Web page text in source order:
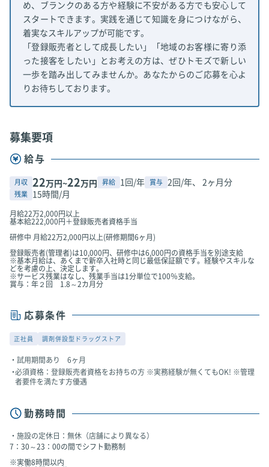
め、ブランクのある方や経験に不安がある方でも安心して
スタートできます。実践を通じて知識を身につけながら、
着実なスキルアップが可能です。
「登録販売者として成長したい」「地域のお客様に寄り添
った接客をしたい」とお考えの方は、ぜひトモズで新しい
一歩を踏み出してみませんか。あなたからのご応募を心よ
りお待ちしております。
募集要項
給与
月収 22万円~22万円 昇給 1回/年 賞与 2回/年、 2ヶ月分
残業 15時間/月
月給22万2,000円以上
基本給222,000円＋登録販売者資格手当
研修中 月給22万2,000円以上(研修期間6ヶ月)
登録販売者(管理者)は10,000円、研修中は6,000円の資格手当を別途支給
※基本月給は、あくまで新卒入社時と同じ最低保証額です。経験やスキルな
どを考慮の上、決定します。
※サービス残業はなし、残業手当は1分単位で100％支給。
賞与：年２回 1.8～2カ月分
応募条件
正社員 調剤併設型ドラッグストア
試用期間あり 6ヶ月
必須資格：登録販売者資格をお持ちの方 ※実務経験が無くてもOK! ※管理
者要件を満たす方優遇
勤務時間
施設の定休日：無休（店舗により異なる）
7：30～23：00の間でシフト勤務制
※実働8時間以内